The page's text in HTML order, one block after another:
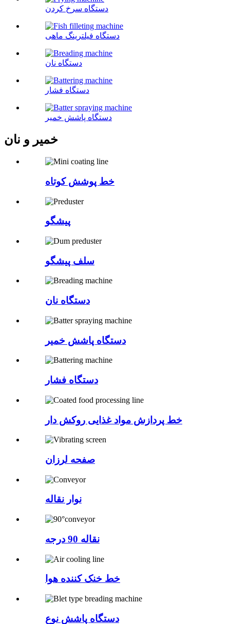
دستگاه سرخ کردن
دستگاه فیلترینگ ماهی
دستگاه نان
دستگاه فشار
دستگاه پاشش خمیر
خمیر و نان
خط پوشش کوتاه
پیشگو
سلف پیشگو
دستگاه نان
دستگاه پاشش خمیر
دستگاه فشار
خط پردازش مواد غذایی روکش دار
صفحه لرزان
نوار نقاله
نقاله 90 درجه
خط خنک کننده هوا
دستگاه پاشش نوع